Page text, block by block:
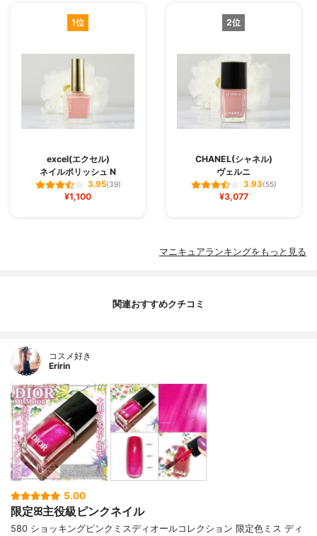
1位
excel(エクセル)
ネイルポリッシュ N
3.95(39)
¥1,100
2位
CHANEL(シャネル)
ヴェルニ
3.93(55)
¥3,077
マニキュアランキングをもっと見る
関連おすすめクチコミ
コスメ好き
Eririn
5.00
限定ꕤ主役級ピンクネイル
580 ショッキングピンクミスディオールコレクション 限定色ミス ディ